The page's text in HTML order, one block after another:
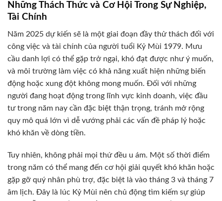
Những Thách Thức và Cơ Hội Trong Sự Nghiệp,
Tài Chính
Năm 2025 dự kiến sẽ là một giai đoạn đầy thử thách đối với
công việc và tài chính của người tuổi Kỷ Mùi 1979. Mưu
cầu danh lợi có thể gặp trở ngại, khó đạt được như ý muốn,
và môi trường làm việc có khả năng xuất hiện những biến
động hoặc xung đột không mong muốn. Đối với những
người đang hoạt động trong lĩnh vực kinh doanh, việc đầu
tư trong năm nay cần đặc biệt thận trọng, tránh mở rộng
quy mô quá lớn vì dễ vướng phải các vấn đề pháp lý hoặc
khó khăn về dòng tiền.
Tuy nhiên, không phải mọi thứ đều u ám. Một số thời điểm
trong năm có thể mang đến cơ hội giải quyết khó khăn hoặc
gặp gỡ quý nhân phù trợ, đặc biệt là vào tháng 3 và tháng 7
âm lịch. Đây là lúc Kỷ Mùi nên chủ động tìm kiếm sự giúp